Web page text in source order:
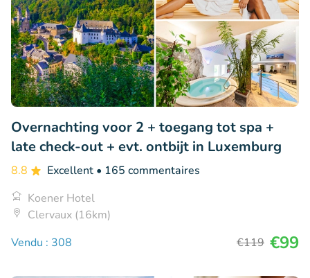
Overnachting voor 2 + toegang tot spa +
late check-out + evt. ontbijt in Luxemburg
8.8 Excellent • 165 commentaires
Koener Hotel
Clervaux (16km)
Vendu : 308
€119 €99